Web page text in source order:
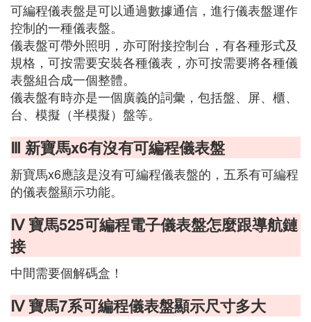
可編程儀表盤是可以通過數據通信，進行儀表盤運作
控制的一種儀表盤。
儀表盤可帶外照明，亦可附接控制台，有各種形式及
規格，可按需要安裝各種儀表，亦可按需要將各種儀
表盤組合成一個整體。
儀表盤有時亦是一個廣義的詞彙，包括盤、屏、櫃、
台、模擬（半模擬）盤等。
Ⅲ 新寶馬x6有沒有可編程儀表盤
新寶馬x6應該是沒有可編程儀表盤的，五系有可編程
的儀表盤顯示功能。
Ⅳ 寶馬525可編程電子儀表盤怎麼跟導航鏈
接
中間需要個解碼盒！
Ⅳ 寶馬7系可編程儀表盤顯示尺寸多大